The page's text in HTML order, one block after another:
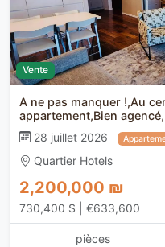
Vente
A ne pas manquer !,Au
appartement,Bien
affaire,Bonne
etat,Entierement
standing,Investi,Lux
28 juillet 2026
Quartier Hotels
2,200,000 ₪
730,400 $ | €633,600
pièces